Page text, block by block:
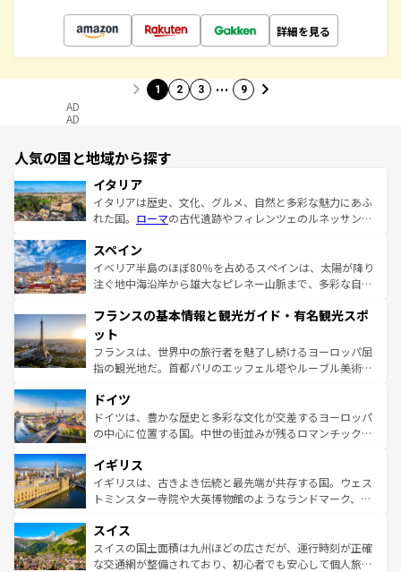
詳細を見る
1 2 3 … 9
AD
AD
人気の国と地域から探す
イタリア
イタリアは歴史、文化、グルメ、自然と多彩な魅力にあふ
れた国。 ローマの古代遺跡やフィレンツェのルネッサンス
ろん、トスカーナの美しい田園風景やアマルフィ海岸の絶
景など、自然景観も見逃せない。観光の合間には、本場の
ピザやパスタなど、絶品のイタリア料理を堪能することも
ませてくれるイタリアで、忘れられない旅をしてみよう！
なお、新着のイタリア情報は
しい。
スペイン
イベリア半島のほぼ80％を占めるスペインは、太陽が降り
注ぐ地中海沿岸から雄大なピレネー山脈まで、多彩な自然
文化が根付くこの国では、情熱的なフラメンコ、熱気あふ
れる闘牛、そして美味しいタパスが生活の一部となってい
る。首都マドリードの洗練された雰囲気や、バルセロナの
アートに溢れた街角から、地方では古代ローマ遺跡や中世
せる。地方によって風土や気候が異なるスペインはその個
性で訪れる人を魅了する。 なお、新着のスペイン情報は コ
ンテンツ一覧を参照してほしい。
フランスの基本情報と観光ガイド・有名観光スポ
ット
フランスは、世界中の旅行者を魅了し続けるヨーロッパ屈
指の観光地だ。首都パリのエッフェル塔やルーブル美術館
で、幅広い魅力が詰まっている。華麗な宮殿、歴史的な大
聖堂、美しいビーチ、そして豊かな自然が、訪れる者を心
から魅了する。また、フランスは美食の国としても知ら
いる。シャンパンの発祥地であるランス、プロヴァンスの
香り高いラベンダー畑など、多彩な楽しみ方が可能だ。さ
らに、パリ以外の地域にも魅力が溢れており、どの街角に
れる地方に足を運ぶとそれぞれで全く異なる文化を体験で
きるだろう。 なお、新着のフランス情報はコンテンツ一覧
を参照してほしい。
ドイツ
ドイツは、豊かな歴史と多彩な文化が交差するヨーロッパ
の中心に位置する国。中世の街並みが残るロマンチック街
顔を持つこの国は、どこを歩いても飽きることがない。ベ
ルリンの文化的活気、バイエルン州のアルプスの絶景、そ
してライン川沿いのワイン畑といった風景は必見。ビール
は、お酒好きな人にはぜひ体験してほしい。 なお、新着の
ドイツ情報はコンテンツ一覧を参照してほしい。
イギリス
イギリスは、古きよき伝統と最先端が共存する国。ウェス
トミンスター寺院や大英博物館のようなランドマーク、歴
リアごとに異なる魅力がある。また、優雅なアフタヌーン
ティー、ビール好きにはたまらない英国パブ、サッカー観
戦など、本場だからこそできる体験も豊富。イギリスを旅
スイス
スイスの国土面積は九州ほどの広さだが、運行時刻が正確
な交通網が整備されており、初心者でも安心して個人旅行